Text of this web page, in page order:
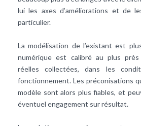
lui les axes d’améliorations et de
particulier.
La modélisation de l’existant est
numérique est calibré au plus près
réelles collectées, dans les
fonctionnement. Les préconisations
modèle sont alors plus fiables, et
éventuel engagement sur résultat.